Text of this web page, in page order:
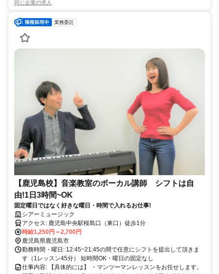
同じ企業の求人
業務委託
【鹿児島校】音楽教室のボーカル講師 シフトは自
由!1日3時間~OK
固定曜日ではなく好きな曜日・時間で入れるお仕事!
シアーミュージック
アクセス: 鹿児島中央駅桜島口（東口）徒歩1分
時給1,250円～2,700円
鹿児島県鹿児島市
勤務時間・曜日: 12:45~21:45の間で任意にシフトを提出して頂きま
す（1レッスン45分） 短時間OK・曜日の固定なし
仕事内容: 【具体的には】 ・マンツーマンレッスンをお任せします。